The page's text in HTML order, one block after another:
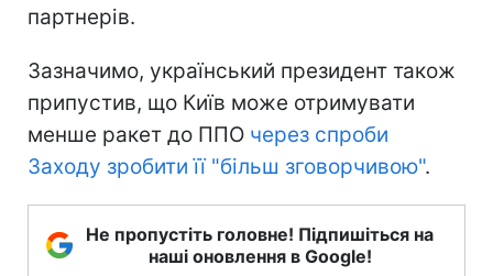
партнерів.
Зазначимо, український президент також
припустив, що Київ може отримувати
менше ракет до ППО через спроби
Заходу зробити її "більш зговорчивою".
Не пропустіть головне! Підпишіться на
наші оновлення в Google!